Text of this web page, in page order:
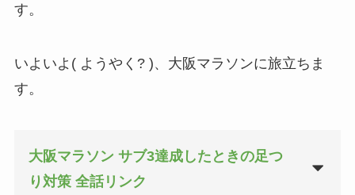
す。
いよいよ( ようやく? )、大阪マラソンに旅立ちま
す。
大阪マラソン サブ3達成したときの足つ
り対策 全話リンク